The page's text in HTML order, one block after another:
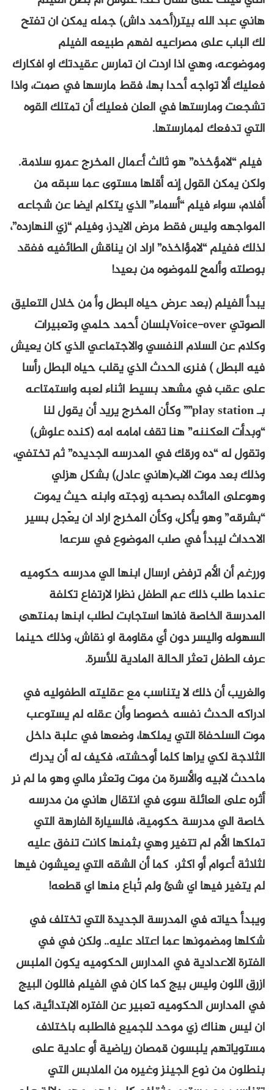
هاني عبد الله بيتر(أحمد داش) جمله يمكن ان تفتح
لك الباب على مصراعيه لفهم طبيعه الفيلم
وموضوعه، وهي اذا اردت ان تمارس عقيدتك او افكارك
فعليك ألا تواجه أحدا بها، فقط مارسها في صمت، واذا
تشجعت ومارستها في العلن فعليك أن تمتلك القوه
التي تدفعك لممارستها.
فيلم “لامؤخذه” هو ثالث أعمال المخرج عمرو سلامة.
ولكن يمكن القول إنه أقلها مستوى عما سبقه من
أفلام، سواء فيلم “أسماء” الذي يتكلم ايضا عن شجاعه
المواجهه وليس فقط مرض الايدز، وفيلم “زي النهارده”،
لذلك ففيلم “لامؤاخذه” اراد ان يناقش الطائفيه ففقد
بوصلته وألمح للموضوه من بعيد!
يبدأ الفيلم (بعد عرض حياه البطل وأ من خلال التعليق
الصوتي Voice-overبلسان أحمد حلمي وتعبيرات
وكلام عن السلام النفسي والاجتماعي الذي كان يعيش
فيه البطل ) فنرى الحدث الذي يقلب حياه البطل رأسا
على عقب في مشهد بسيط اثناء لعبه واستمتاعه
بـ play station”” وكأن المخرج يريد أن يقول لنا
“وبدأت العكننه” هنا تقف امامه امه (كنده علوش)
وتقول له “ده ورقك في المدرسه الجديده” ثم تختفي،
وذلك بعد موت الاب(هاني عادل) بشكل هزلي
وهوعلى المائده بصحبه زوجته وابنه حيث يموت
“بشرقه” وهو يأكل، وكأن المخرج اراد ان يعّجل بسير
الاحداث ليبدأ في صلب الموضوع في سرعه!
وررغم أن الأم ترفض ارسال ابنها الي مدرسه حكوميه
عندما طلب ذلك عم الطفل نظرا لارتفاع تكلفة
المدرسة الخاصة فانها استجابت لطلب ابنها بمنتهى
السهوله واليسر دون أي مقاومة او نقاش، وذلك حينما
عرف الطفل تعثر الحالة المادية للأسرة.
والغريب أن ذلك لا يتناسب مع عقليته الطفوليه في
ادراكه الحدث نفسه خصوصا وأن عقله لم يستوعب
موت السلحفاة التي يملكها، وضعها في علبة داخل
الثلاجة لكي يراها كلما أوحشته، فكيف له أن يدرك
ماحدث لابيه والأسرة من موت وتعثر مالي وهو ما لم نر
أثره على العائلة سوى في انتقال هاني من مدرسه
خاصة الي مدرسة حكومية، فالسيارة الفارهة التي
تملكها الأم لم تتغير وهي بثمنها كانت تنفق عليه
لثلاثة أعوام أو اكثر، كما أن الشقه التي يعيشون فيها
لم يتغير فيها اي شئ ولم تُباع منها اي قطعه!
ويبدأ حياته في المدرسة الجديدة التي تختلف في
شكلها ومضمونها عما اعتاد عليه.. ولكن في في
الفترة الاعدادية في المدارس الحكوميه يكون الملبس
ازرق اللون وليس بيج كما كان في الفيلم فاللون البيج
في المدارس الحكوميه تعبير عن الفتره الابتدائية، كما
ان ليس هناك زي موحد للجميع فالطلبه باختلاف
مستوياتهم يلبسون قمصان رياضية أو عادية على
بنطلون من نوع الجينز وغيره من الملابس التي